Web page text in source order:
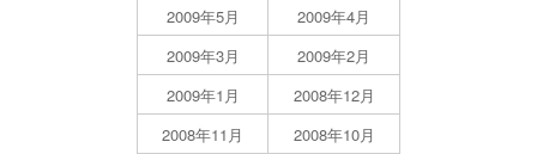
2009年5月
2009年4月
2009年3月
2009年2月
2009年1月
2008年12月
2008年11月
2008年10月